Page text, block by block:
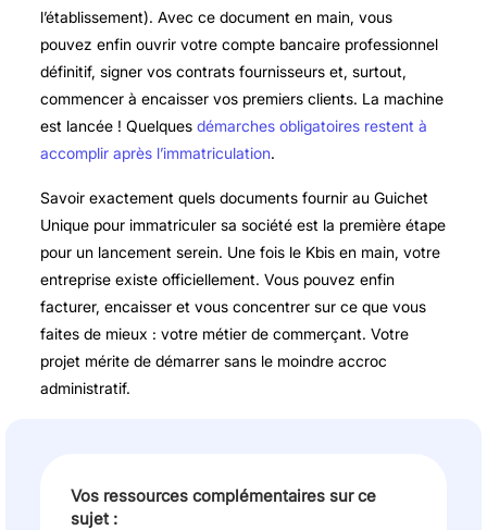
l’établissement). Avec ce document en main, vous
pouvez enfin ouvrir votre compte bancaire professionnel
définitif, signer vos contrats fournisseurs et, surtout,
commencer à encaisser vos premiers clients. La machine
est lancée ! Quelques démarches obligatoires restent à
accomplir après l’immatriculation.
Savoir exactement quels documents fournir au Guichet
Unique pour immatriculer sa société est la première étape
pour un lancement serein. Une fois le Kbis en main, votre
entreprise existe officiellement. Vous pouvez enfin
facturer, encaisser et vous concentrer sur ce que vous
faites de mieux : votre métier de commerçant. Votre
projet mérite de démarrer sans le moindre accroc
administratif.
Vos ressources complémentaires sur ce
sujet :